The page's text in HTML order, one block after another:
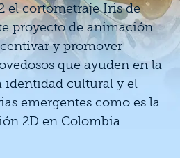
el cortometraje Iris de
proyecto de animación
y promover
que ayuden en la
identidad cultural y el
emergentes como es la
2D en Colombia.